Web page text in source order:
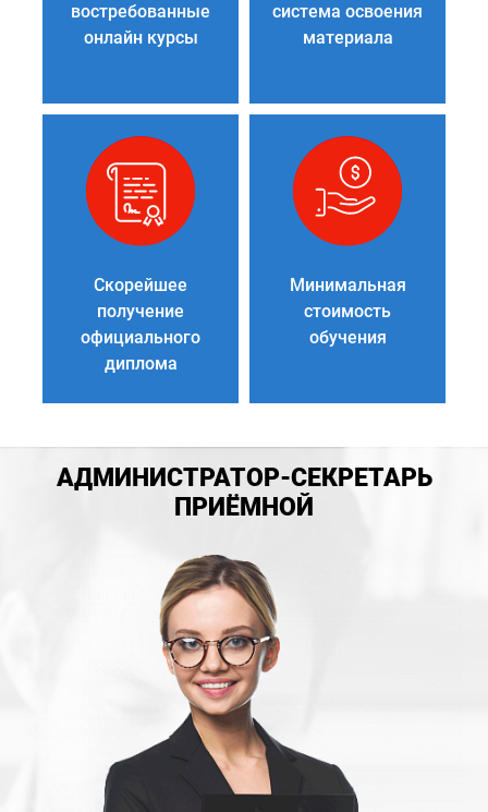
востребованные
онлайн курсы
система освоения
материала
Скорейшее
получение
официального
диплома
Минимальная
стоимость
обучения
АДМИНИСТРАТОР-СЕКРЕТАРЬ
ПРИЁМНОЙ